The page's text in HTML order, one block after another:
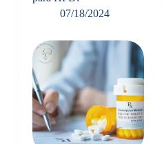
07/18/2024